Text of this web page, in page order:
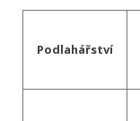
Podlahářství